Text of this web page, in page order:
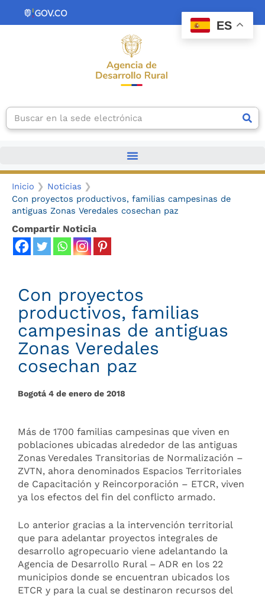
contenido
Search
Inicio
Noticias
Con proyectos productivos, familias campesinas de
antiguas Zonas Veredales cosechan paz
Compartir Noticia
Con proyectos
productivos, familias
campesinas de antiguas
Zonas Veredales
cosechan paz
Bogotá 4 de enero de 2018
Más de 1700 familias campesinas que viven en
poblaciones ubicadas alrededor de las antiguas
Zonas Veredales Transitorias de Normalización –
ZVTN, ahora denominados Espacios Territoriales
de Capacitación y Reincorporación – ETCR, viven
ya los efectos del fin del conflicto armado.
Lo anterior gracias a la intervención territorial
que para adelantar proyectos integrales de
desarrollo agropecuario viene adelantando la
Agencia de Desarrollo Rural – ADR en los 22
municipios donde se encuentran ubicados los
ETCR y para la cual se destinaron recursos del
ES